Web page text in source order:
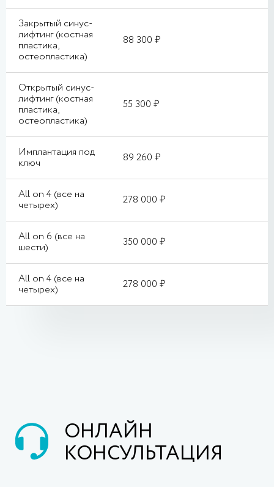
Закрытый синус-
лифтинг (костная
пластика,
остеопластика)
88 300 ₽
Открытый синус-
лифтинг (костная
пластика,
остеопластика)
55 300 ₽
Имплантация под
ключ 89 260 ₽
All on 4 (все на
четырех) 278 000 ₽
All on 6 (все на
шести) 350 000 ₽
All on 4 (все на
четырех) 278 000 ₽
ОНЛАЙН
КОНСУЛЬТАЦИЯ